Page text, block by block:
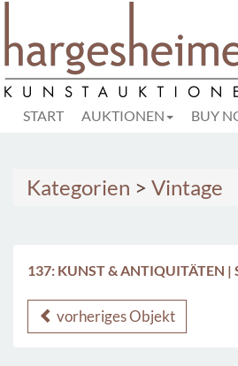
START AUKTIONEN BUY
Kategorien > Vintage
137: KUNST & ANTIQUITÄTEN |
vorheriges Objekt